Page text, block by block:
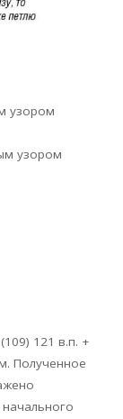
узором
узором
121 в.п. +
Полученное